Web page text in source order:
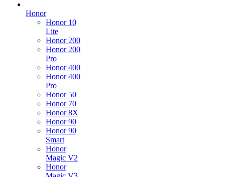
Honor
Honor 10
Lite
Honor 200
Honor 200
Pro
Honor 400
Honor 400
Pro
Honor 50
Honor 70
Honor 8X
Honor 90
Honor 90
Smart
Honor
Magic V2
Honor